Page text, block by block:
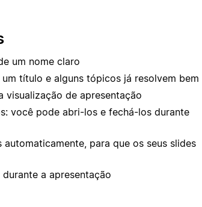
um nome claro
um título e alguns tópicos já resolvem bem
visualização de apresentação
você pode abri-los e fechá-los durante
automaticamente, para que os seus slides
durante a apresentação